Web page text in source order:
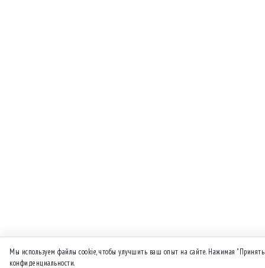
Мы используем файлы cookie, чтобы улучшить ваш опыт на сайте. Нажимая
конфиденциальности.